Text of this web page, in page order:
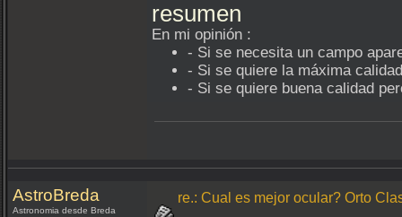
resumen
En mi opinión :
- Si se necesita un campo
- Si se quiere la máxima
- Si se quiere buena calidad
AstroBreda
Astronomia desde Breda
re.: Cual es mejor ocular? Orto